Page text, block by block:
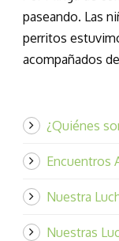
paseando. Las
perritos
acompañados
¿Quiénes
Encuentros
Nuestra
Nuestras